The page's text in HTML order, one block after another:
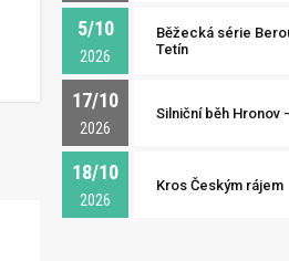
5/10
2026
Běžecká série
Tetín
17/10
2026
Silniční běh Hronov
18/10
2026
Kros Českým rájem